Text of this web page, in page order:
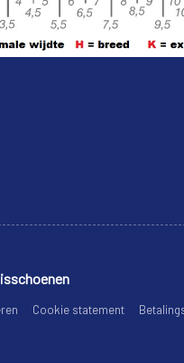
Cookie statement